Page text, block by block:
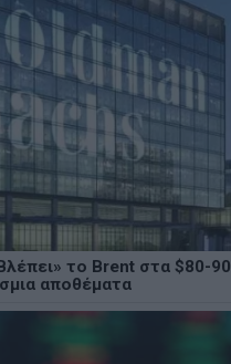
το Brent στα $80-
αποθέματα